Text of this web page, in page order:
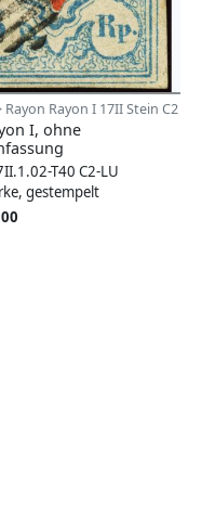
Rayon Rayon I 17II Stein C2
I, ohne
T40 C2-LU
gestempelt